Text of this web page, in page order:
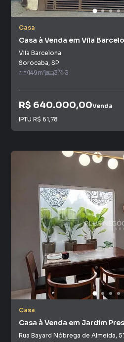
Casa
Casa à Venda em Vila
Vila Barcelona
Sorocaba, SP
149m² 3 3
R$ 640.000,00Venda
IPTU R$ 61,78
Casa
Casa à Venda em Jardim
Rua Bayard Nóbrega de Almeida,